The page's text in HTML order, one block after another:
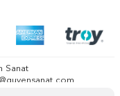
Sanat